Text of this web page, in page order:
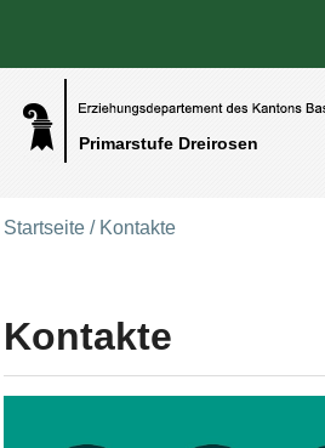
Primarstufe Dreirosen
Benutzerspezifische Werkzeuge
Direkt zum Inhalt|Direkt zur
Startseite / Kontakte
Kontakte